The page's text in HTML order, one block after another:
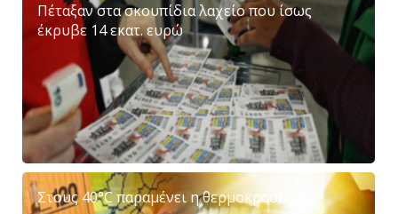
Πέταξαν στα σκουπίδια λαχείο που ίσως
έκρυβε 14 εκατ. ευρώ
Στους 40°C παραμένει η θερμοκρασία